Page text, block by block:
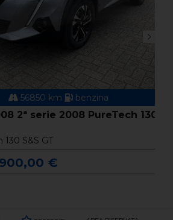
km benzina
serie 2008 PureTech 130 S&S
GT
€